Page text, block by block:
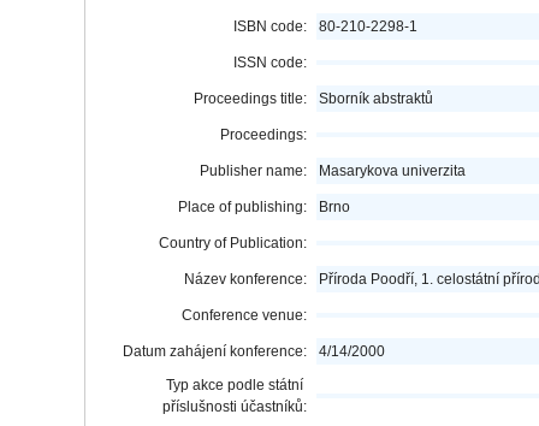
ISBN code: 80-210-2298-1
ISSN code:
Proceedings title: Sborník abstraktů
Proceedings:
Publisher name: Masarykova univerzita
Place of publishing: Brno
Country of Publication:
Název konference: Příroda Poodří, 1. celostátní
Conference venue:
Datum zahájení konference:
4/14/2000
Typ akce podle státní
příslušnosti účastníků: